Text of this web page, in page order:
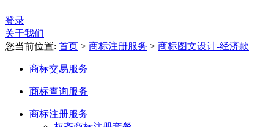
登录
关于我们
您当前位置: 首页 > 商标注册服务 > 商标图文设计-经济款
商标交易服务
商标查询服务
商标注册服务